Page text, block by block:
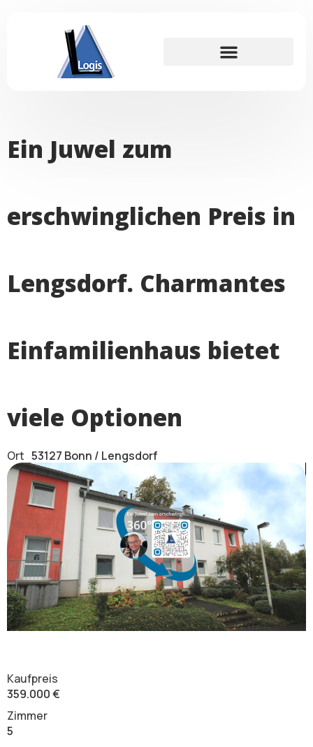
Ein Juwel zum
erschwinglichen Preis in
Lengsdorf. Charmantes
Einfamilienhaus bietet
viele Optionen
Ort 53127 Bonn / Lengsdorf
Kaufpreis
359.000 €
Zimmer
5